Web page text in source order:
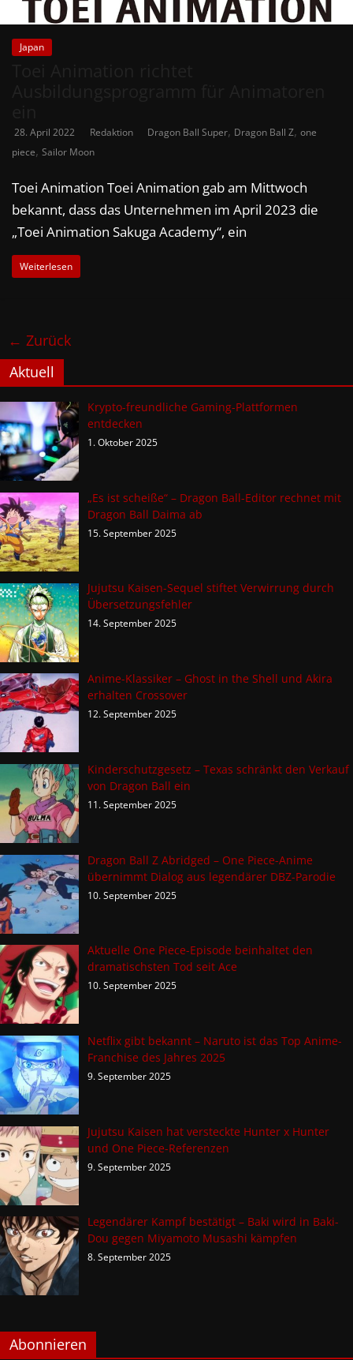
Japan
28. April 2022 Redaktion Dragon Ball Super, Dragon Ball Z, one
piece, Sailor Moon
Toei Animation Toei Animation gab am Mittwoch
bekannt, dass das Unternehmen im April 2023 die
„Toei Animation Sakuga Academy“, ein
Weiterlesen
← Zurück
Aktuell
Krypto-freundliche Gaming-Plattformen
entdecken
1. Oktober 2025
„Es ist scheiße“ – Dragon Ball-Editor rechnet mit
Dragon Ball Daima ab
15. September 2025
Jujutsu Kaisen-Sequel stiftet Verwirrung durch
Übersetzungsfehler
14. September 2025
Anime-Klassiker – Ghost in the Shell und Akira
erhalten Crossover
12. September 2025
Kinderschutzgesetz – Texas schränkt den Verkauf
von Dragon Ball ein
11. September 2025
Dragon Ball Z Abridged – One Piece-Anime
übernimmt Dialog aus legendärer DBZ-Parodie
10. September 2025
Aktuelle One Piece-Episode beinhaltet den
dramatischsten Tod seit Ace
10. September 2025
Netflix gibt bekannt – Naruto ist das Top Anime-
Franchise des Jahres 2025
9. September 2025
Jujutsu Kaisen hat versteckte Hunter x Hunter
und One Piece-Referenzen
9. September 2025
Legendärer Kampf bestätigt – Baki wird in Baki-
Dou gegen Miyamoto Musashi kämpfen
8. September 2025
Abonnieren